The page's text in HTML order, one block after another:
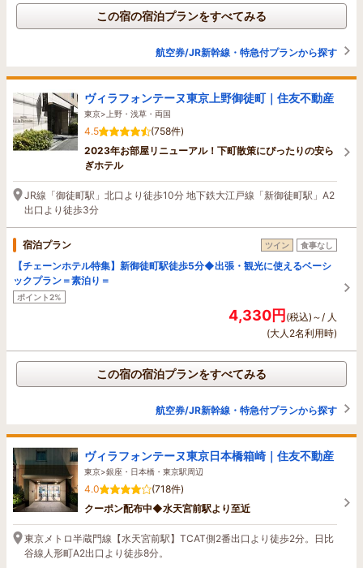
この宿の宿泊プランをすべてみる
航空券/JR新幹線・特急付プランから探す
ヴィラフォンテーヌ東京上野御徒町｜住友不動産
東京>上野・浅草・両国
4.5
(758件)
2023年お部屋リニューアル！下町散策にぴったりの安ら
ぎホテル
JR線「御徒町駅」北口より徒歩10分 地下鉄大江戸線「新御徒町駅」A2
出口より徒歩3分
宿泊プラン ツイン 食事なし
【チェーンホテル特集】新御徒町駅徒歩5分◆出張・観光に使えるベーシ
ックプラン＝素泊り＝
ポイント2%
4,330円(税込)～/ 人
(大人2名利用時)
この宿の宿泊プランをすべてみる
航空券/JR新幹線・特急付プランから探す
ヴィラフォンテーヌ東京日本橋箱崎｜住友不動産
東京>銀座・日本橋・東京駅周辺
4.0
(718件)
クーポン配布中◆水天宮前駅より至近
東京メトロ半蔵門線【水天宮前駅】TCAT側2番出口より徒歩2分。日比
谷線人形町A2出口より徒歩8分。